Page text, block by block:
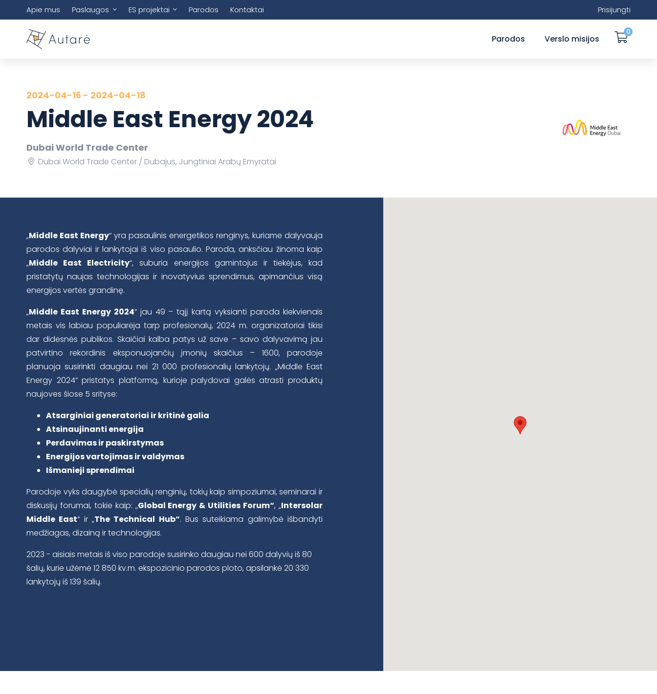
Apie mus Paslaugos ES projektai Parodos Kontaktai Prisijungti
Parodos Verslo misijos
0
2024-04-16 - 2024-04-18
Middle East Energy 2024
Dubai World Trade Center
Dubai World Trade Center Dubajus, Jungtiniai Arabų Emyratai
„Middle East Energy“ yra pasaulinis energetikos renginys, kuriame dalyvauja
parodos dalyviai ir lankytojai iš viso pasaulio. Paroda, anksčiau žinoma kaip
„Middle East Electricity“, suburia energijos gamintojus ir tiekėjus, kad
pristatytų naujas technologijas ir inovatyvius sprendimus, apimančius visą
energijos vertės grandinę.
„Middle East Energy 2024“ jau 49 – tąjį kartą vyksianti paroda kiekvienais
metais vis labiau populiarėja tarp profesionalų, 2024 m. organizatoriai tikisi
dar didesnės publikos. Skaičiai kalba patys už save – savo dalyvavimą jau
patvirtino rekordinis eksponuojančių įmonių skaičius – 1600, parodoje
planuoja susirinkti daugiau nei 21 000 profesionalių lankytojų. „Middle East
Energy 2024“ pristatys platformą, kurioje palydovai galės atrasti produktų
naujoves šiose 5 srityse:
Atsarginiai generatoriai ir kritinė galia
Atsinaujinanti energija
Perdavimas ir paskirstymas
Energijos vartojimas ir valdymas
Išmanieji sprendimai
Parodoje vyks daugybė specialių renginių, tokių kaip simpoziumai, seminarai ir
diskusijų forumai, tokie kaip: „Global Energy & Utilities Forum“, „Intersolar
Middle East“ ir „The Technical Hub“. Bus suteikiama galimybė išbandyti
medžiagas, dizainą ir technologijas.
2023 - aisiais metais iš viso parodoje susirinko daugiau nei 600 dalyvių iš 80
šalių, kurie užėmė 12 850 kv.m. ekspozicinio parodos ploto, apsilankė 20 330
lankytojų iš 139 šalių.